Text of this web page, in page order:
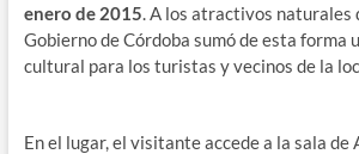
enero de 2015. A los atractivos naturales
Gobierno de Córdoba sumó de esta forma
cultural para los turistas y vecinos de la
En el lugar, el visitante accede a la sala de